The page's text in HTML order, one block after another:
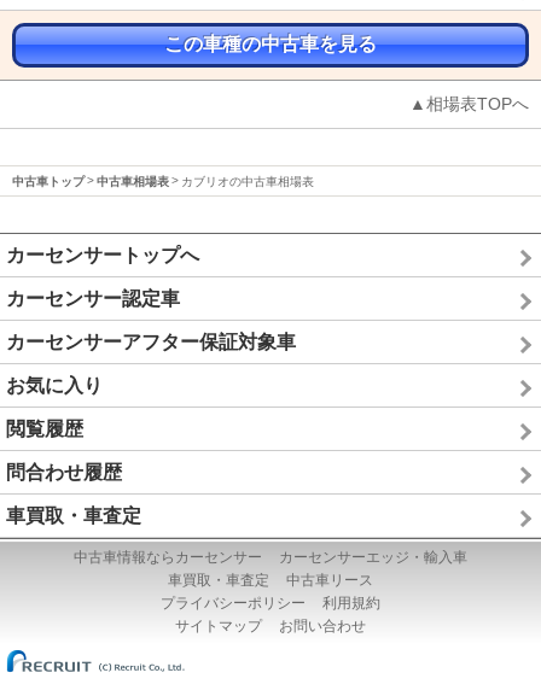
この車種の中古車を見る
▲相場表TOPへ
中古車トップ 中古車相場表 カブリオの中古車相場表
カーセンサートップへ
カーセンサー認定車
カーセンサーアフター保証対象車
お気に入り
閲覧履歴
問合わせ履歴
車買取・車査定
中古車情報ならカーセンサー
カーセンサーエッジ・輸入車
車買取・車査定
中古車リース
プライバシーポリシー
利用規約
サイトマップ
お問い合わせ